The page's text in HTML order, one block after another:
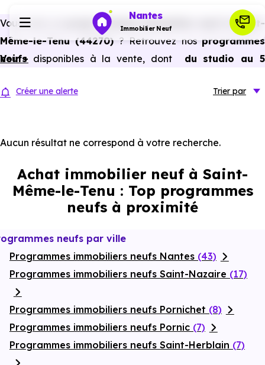
Nantes
Immobilier Neuf
Investir
Actualités
Financer
Vous avez un
projet d’achat immobilier neuf à Saint-
Même-le-Tenu (44270) ? Retrouvez nos programmes
neufsdisponibles à la vente, dont
du studio au 5
d’agence.
à Saint-Même-le-Tenu (44270), vous pouvez aussi
dans certains cas, frais de notaire réduits, bonnes
performances énergétiques, garanties constructeur, etc.
Voir +
Créer une alerte Trier par
Aucun résultat ne correspond à votre recherche.
Achat immobilier neuf à Saint-
Même-le-Tenu : Top programmes
neufs à proximité
neufs par ville
Programmes immobiliers neufs Nantes (43)
Programmes immobiliers neufs Saint-Nazaire (17)
Programmes immobiliers neufs Pornichet (8)
Programmes immobiliers neufs Pornic (7)
Programmes immobiliers neufs Saint-Herblain (7)